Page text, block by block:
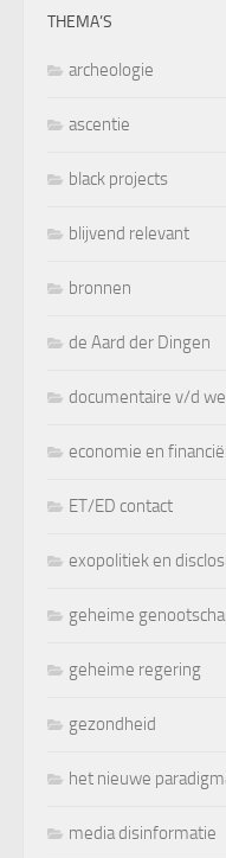
THEMA’S
archeologie
ascentie
black projects
blijvend relevant
bronnen
de Aard der Dingen
documentaire v/d
economie en
ET/ED contact
exopolitiek en
geheime
geheime regering
gezondheid
het nieuwe
media disinformatie